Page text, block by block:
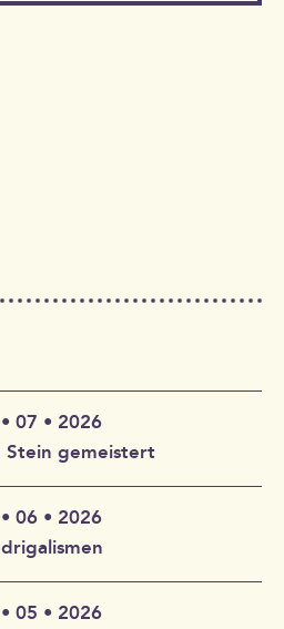
Stein gemeistert
07 • 2026
Bratsche, Gambe, Gesang |
Gesang | Jan Geisler –
| Holger Vandrich –
Garthoff – Gesang, Melodica |
06 • 2026
05 • 2026